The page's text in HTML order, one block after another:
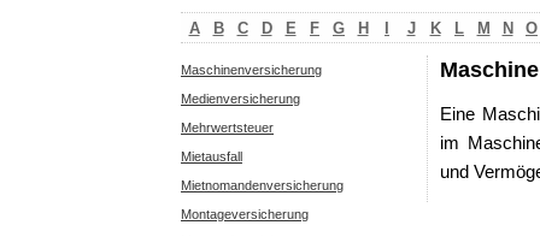
A B C D E F G H J K L M N O
Maschinenversicherung
Medienversicherung
Mehrwertsteuer
Mietausfall
Mietnomandenversicherung
Montageversicherung
Eine
im
und